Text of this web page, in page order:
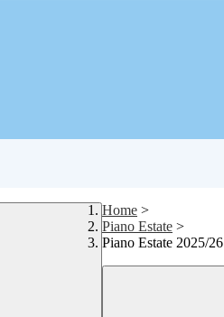
Home >
Piano Estate >
Piano Estate 2025/26